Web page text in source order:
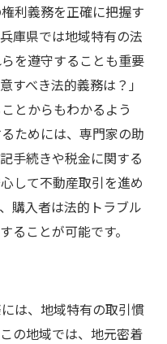
利義務を正確に把握す
庫県では地域特有の法
を遵守することも重要
すべき法的義務は？」
とからもわかるよう
ためには、専門家の助
手続きや税金に関する
して不動産取引を進め
購入者は法的トラブル
ることが可能です。
は、地域特有の取引慣
の地域では、地元密着